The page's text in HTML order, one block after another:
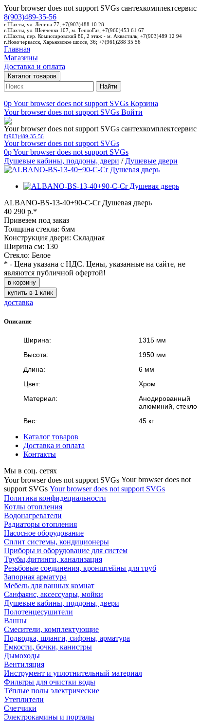
Your browser does not support SVGs сантехкомплектсервис
8(903)489-35-56
г.Шахты, ул. Ленина 77; +7(903)488 10 28
г.Шахты, ул. Шевченко 107, м. ТеплоГаз; +7(960)453 61 67
г.Шахты, пер. Комиссаровский 80, 2 этаж - м. Аквастиль; +7(903)489 12 94
г.Новочеркасск, Харьковское шоссе, 36; +7(961)288 35 56
Главная
Магазины
Доставка и оплата
Каталог товаров
Найти
0pYour browser does not support SVGs Корзина
Your browser does not support SVGs Войти
Your browser does not support SVGs сантехкомплектсервис
8(903)489-35-56
Your browser does not support SVGs
0pYour browser does not support SVGs
Душевые кабины, поддоны, двери / Душевые двери
ALBANO-BS-13-40+90-C-Cr Душевая дверь
40 290 р.*
Привезем под заказ
Толщина стекла: 6мм
Конструкция двери: Складная
Ширина см: 130
Стекло: Белое
* - Цена указана с НДС. Цены, указанные на сайте, не
являются публичной офертой!
в корзину
купить в 1 клик
доставка
Описание
Ширина:
1315 мм
Высота:
1950 мм
Длина:
6 мм
Цвет:
Хром
Материал:
Анодированный
алюминий, стекло
Вес:
45 кг
Каталог товаров
Доставка и оплата
Контакты
Мы в соц. сетях
Your browser does not support SVGs Your browser does not
support SVGs Your browser does not support SVGs
Политика конфидециальности
Котлы отопления
Водонагреватели
Радиаторы отопления
Насосное оборудование
Сплит системы, кондиционеры
Приборы и оборудование для систем
Трубы,фитинги, канализация
Резьбовые соединения, кронштейны для труб
Запорная арматура
Мебель для ванных комнат
Санфаянс, аксессуары, мойки
Душевые кабины, поддоны, двери
Полотенцесушители
Ванны
Смесители, комплектующие
Подводка, шланги, сифоны, арматура
Емкости, бочки, канистры
Дымоходы
Вентиляция
Инструмент и уплотнительный материал
Фильтры для очистки воды
Тёплые полы электрические
Утеплители
Счетчики
Электрокамины и порталы